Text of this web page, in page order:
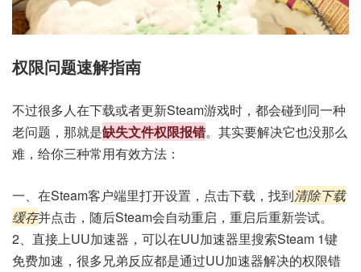
权限问题速解指南
不过很多人在下载或者更新Steam游戏时，都会碰到同一种
老问题，那就是缺失文件权限报错。其实要解决它也没那么
难，给你三种常用有效方法：
一、在Steam客户端里打开设置，点击下载，找到清除下载
缓存并点击，随后Steam会自动重启，重启后重新尝试。
2、直接上UU加速器，可以在UU加速器里搜索Steam 1键
免费加速，很多兄弟反应都是通过UU加速器解决的权限错